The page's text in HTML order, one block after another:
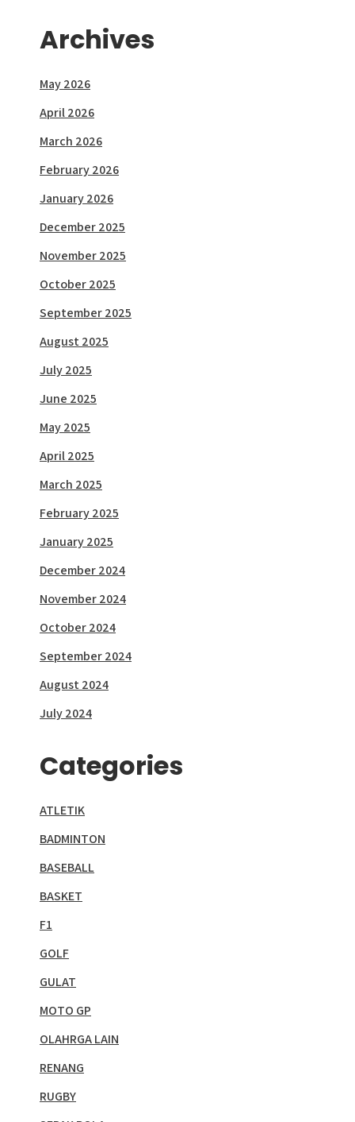
Archives
May 2026
April 2026
March 2026
February 2026
January 2026
December 2025
November 2025
October 2025
September 2025
August 2025
July 2025
June 2025
May 2025
April 2025
March 2025
February 2025
January 2025
December 2024
November 2024
October 2024
September 2024
August 2024
July 2024
Categories
ATLETIK
BADMINTON
BASEBALL
BASKET
F1
GOLF
GULAT
MOTO GP
OLAHRGA LAIN
RENANG
RUGBY